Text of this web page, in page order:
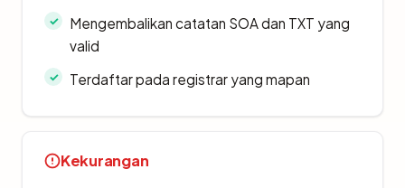
Mengembalikan catatan SOA dan TXT yang
valid
Terdaftar pada registrar yang mapan
Kekurangan